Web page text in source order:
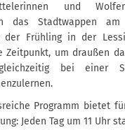
und
das Stadtwappen
Frühling in der
Zeitpunkt, um draußen
bei einer
Programm bietet
Jeden Tag um 11 Uhr